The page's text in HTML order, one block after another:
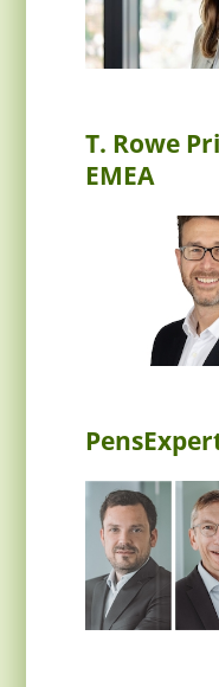
T. Rowe
EMEA